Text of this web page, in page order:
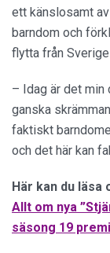
ett känslosamt
barndom och
flytta från
– Idag är det min
ganska
faktiskt
och det här kan
Här kan du
Allt om nya
säsong 19